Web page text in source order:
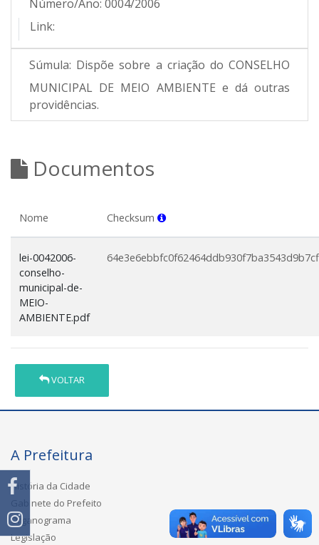
Número/Ano: 0004/2006
Link:
Súmula: Dispõe sobre a criação do CONSELHO
MUNICIPAL DE MEIO AMBIENTE e dá outras
providências.
Documentos
Nome Checksum
lei-0042006-
conselho-
municipal-de-
MEIO-
AMBIENTE.pdf
VOLTAR
A Prefeitura
História da Cidade
Gabinete do Prefeito
Organograma
Legislação